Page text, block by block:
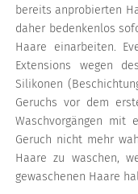
bereits anprobierten
daher bedenkenlos
Haare einarbeiten.
Extensions wegen
Silikonen
Geruchs vor dem
Waschvorgängen mit
Geruch nicht mehr
Haare zu waschen,
gewaschenen Haare